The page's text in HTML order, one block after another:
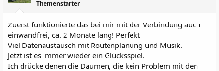
Themenstarter
Zuerst funktionierte das bei mir mit der Verbindung auch
einwandfrei, ca. 2 Monate lang! Perfekt
Viel Datenaustausch mit Routenplanung und Musik.
Jetzt ist es immer wieder ein Glücksspiel.
Ich drücke denen die Daumen, die kein Problem mit den